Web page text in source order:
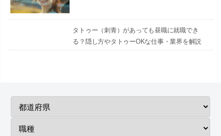
タトゥー（刺青）があっても昼職に就職でき
る？隠し方やタトゥーOKな仕事・業界を解説